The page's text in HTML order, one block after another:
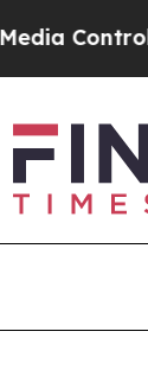
for Their